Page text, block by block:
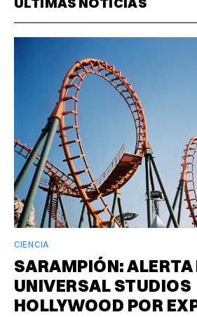
CIENCIA
SARAMPIÓN: ALERTA
UNIVERSAL STUDIOS
HOLLYWOOD POR